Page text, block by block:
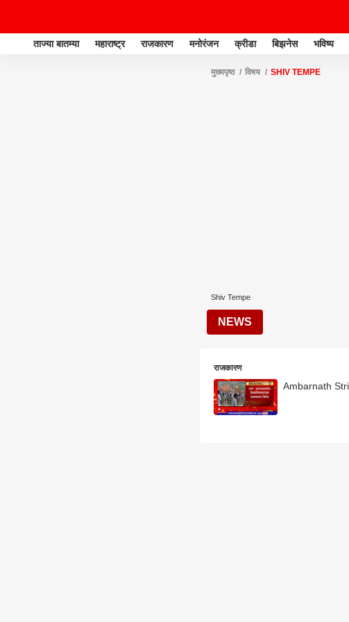
ताज्या बातम्या महाराष्ट्र राजकारण मनोरंजन क्रीडा बिझनेस भविष्य
मुख्यपृष्ठ विषय SHIV TEMPE
Shiv Tempe
NEWS
राजकारण